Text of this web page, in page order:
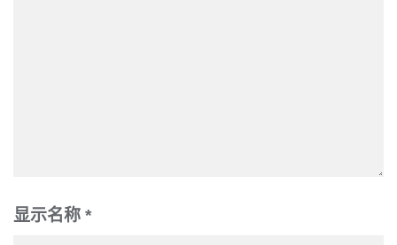
显示名称 *